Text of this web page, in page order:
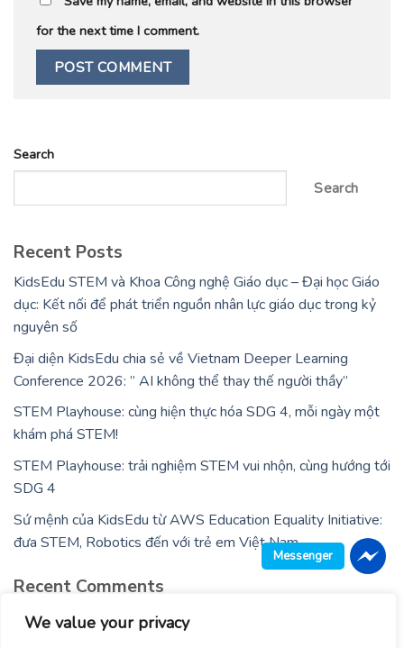
We value your privacy
for the next time I comment.
Search
Search
Recent Posts
KidsEdu STEM và Khoa Công nghệ Giáo dục – Đại học Giáo
dục: Kết nối để phát triển nguồn nhân lực giáo dục trong kỷ
nguyên số
Đại diện KidsEdu chia sẻ về Vietnam Deeper Learning
Conference 2026: ” AI không thể thay thế người thầy”
STEM Playhouse: cùng hiện thực hóa SDG 4, mỗi ngày một
khám phá STEM!
STEM Playhouse: trải nghiệm STEM vui nhộn, cùng hướng tới
SDG 4
Sứ mệnh của KidsEdu từ AWS Education Equality Initiative:
đưa STEM, Robotics đến với trẻ em Việt Nam
Recent Comments
No comments to show.
Messenger